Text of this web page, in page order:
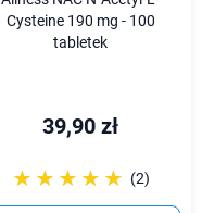
Cysteine 190 mg - 100
tabletek
39,90 zł
☆☆☆☆☆
★★★★★ (2)